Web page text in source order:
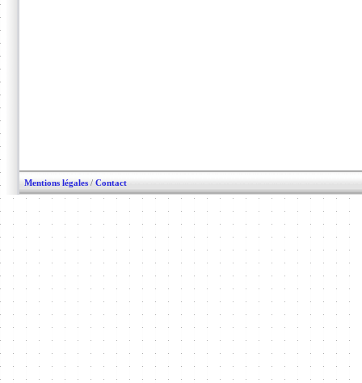
Mentions légales / Contact